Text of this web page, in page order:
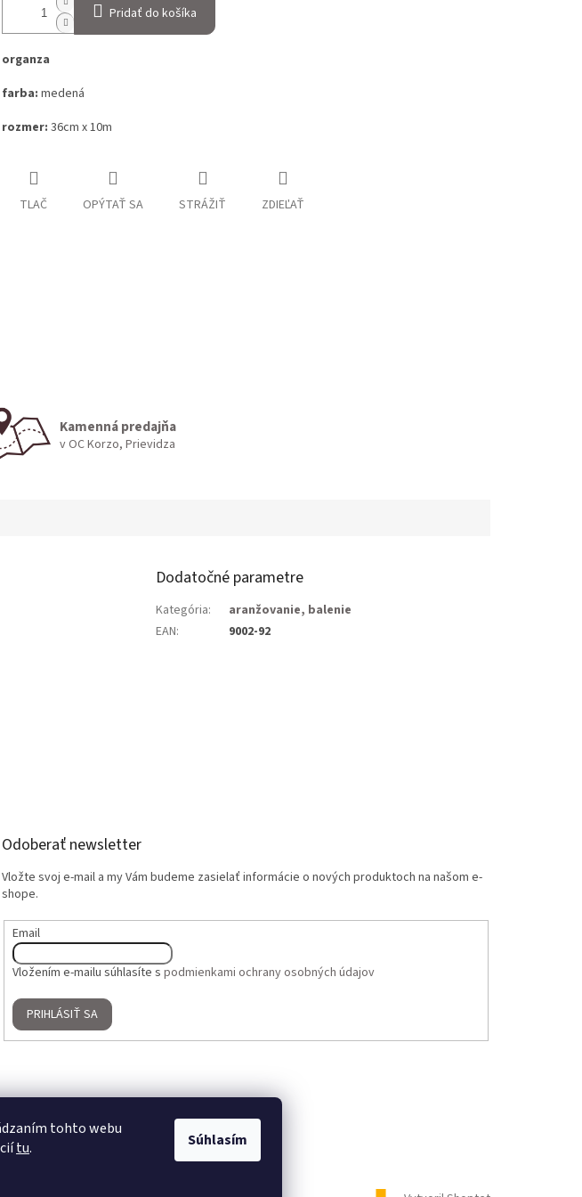
tohto webu
tu. Súhlasím
Pridať do košíka
organza
farba: medená
rozmer: 36cm x 10m
TLAČ OPÝTAŤ SA STRÁŽIŤ ZDIEĽAŤ
Kamenná predajňa
v OC Korzo, Prievidza
Dodatočné parametre
Kategória:
aranžovanie, balenie
EAN: 9002-92
Odoberať newsletter
Vložte svoj e-mail a my Vám budeme zasielať informácie o nových produktoch na našom e-
shope.
Email
Vložením e-mailu súhlasíte s podmienkami ochrany osobných údajov
PRIHLÁSIŤ SA